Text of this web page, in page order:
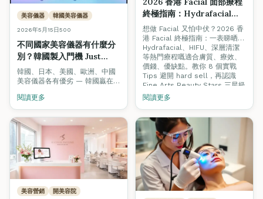
美容儀器 韓國美容儀器
2026年5月15日500
不同國家美容儀器有什麼分
別？韓國製入門機 Just
Medi M3 為什麼最適合香
港女生和小本美容院？
韓國、日本、美國、歐洲、中國
美容儀器各有優劣 — 韓國贏在
佳平衡。深入評測韓國製 Just
Medi M3 三合一入門機（雙頻聲
波 + HIFU + RF），點解最啱香
港女生同小本美容院。
閱讀更多
終極指南：Hydrafacial、
HIFU、深層清潔邊個適合
你？+ 避開 Hard Sell 美容
院實戰 Tips
想做 Facial 又怕中伏？2026 香
港 Facial 終極指南：一表睇晒
Hydrafacial、HIFU、深層清潔
等熱門療程嘅適合膚質、療效、
價錢、優缺點。教你 8 個實戰
Tips 避開 hard sell，再認識
Fine Arts Beauty Stars 三星級
美容院認證制度，揀店唔再靠彩
數。
閱讀更多
美容營銷 開美容院